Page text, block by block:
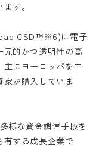
す。
CSD™※6)に電子
的かつ透明性の高
にヨーロッパを中
が購入していま
様な資金調達手段を
有する成長企業で